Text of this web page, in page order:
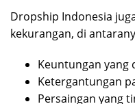
Dropship Indonesia
kekurangan, di
Keuntungan yang
Ketergantungan
Persaingan yang